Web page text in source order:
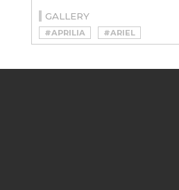
GALLERY
#APRILIA
#ARIEL
#BABBO NATALE IN VESPA